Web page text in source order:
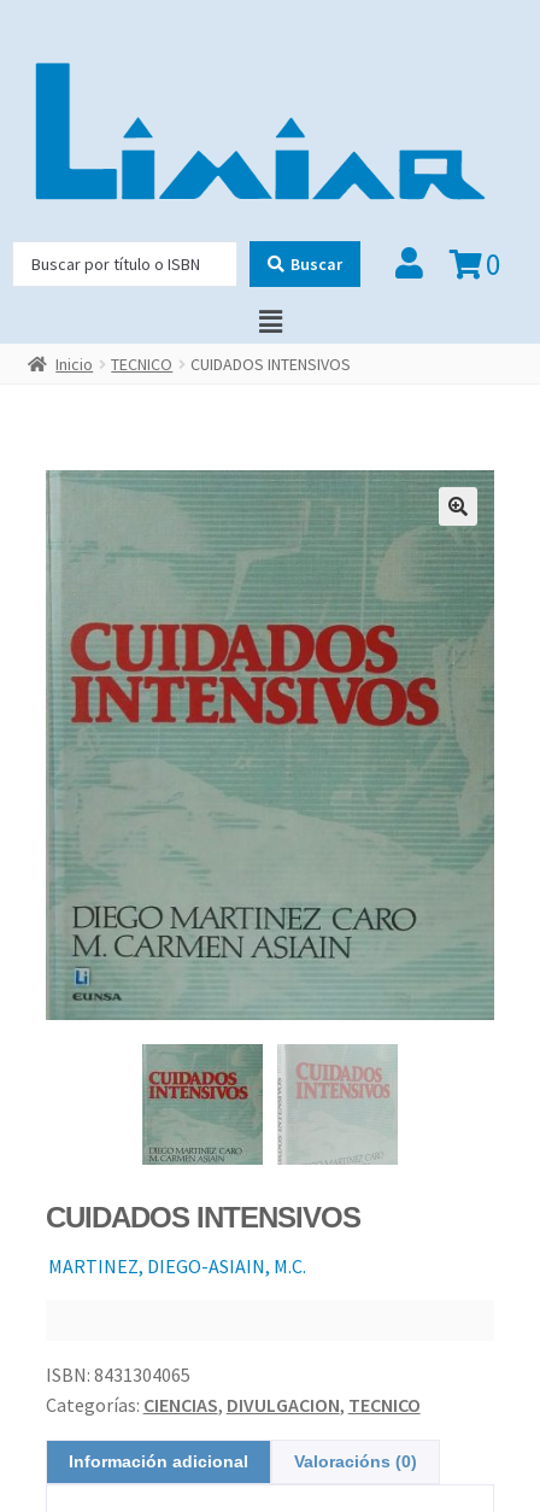
Buscar 0
Inicio TECNICO CUIDADOS INTENSIVOS
CUIDADOS INTENSIVOS
MARTINEZ, DIEGO-ASIAIN, M.C.
ISBN: 8431304065
Categorías: CIENCIAS, DIVULGACION, TECNICO
Información adicional Valoracións (0)